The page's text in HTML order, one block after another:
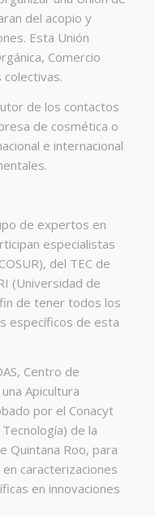
del acopio y
Esta Unión
Comercio
colectivas.
de los contactos
de cosmética o
e internacional
de expertos en
especialistas
del TEC de
(Universidad de
fin de tener todos los
específicos de esta
Centro de
Apicultura
por el Conacyt
de la
Quintana Roo, para
caracterizaciones
en innovaciones